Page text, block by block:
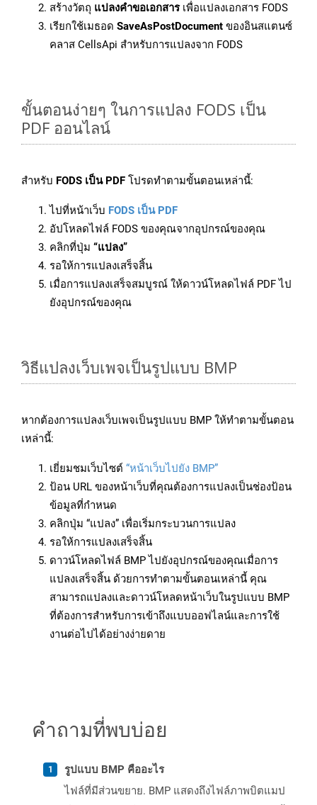
สร้างวัตถุ แปลงคำขอเอกสารเพื่อแปลงเอกสาร FODS
เรียกใช้เมธอด SaveAsPostDocument ของอินสแตนซ์
คลาส CellsApi สำหรับการแปลงจาก FODS
ขั้นตอนง่ายๆ ในการแปลง FODS เป็น
PDF ออนไลน์
สำหรับ FODS เป็น PDF โปรดทำตามขั้นตอนเหล่านี้:
ไปที่หน้าเว็บ FODS เป็น PDF
อัปโหลดไฟล์ FODS ของคุณจากอุปกรณ์ของคุณ
คลิกที่ปุ่ม “แปลง”
รอให้การแปลงเสร็จสิ้น
เมื่อการแปลงเสร็จสมบูรณ์ ให้ดาวน์โหลดไฟล์ PDF ไป
ยังอุปกรณ์ของคุณ
วิธีแปลงเว็บเพจเป็นรูปแบบ BMP
หากต้องการแปลงเว็บเพจเป็นรูปแบบ BMP ให้ทำตามขั้นตอน
เหล่านี้:
เยี่ยมชมเว็บไซต์ “หน้าเว็บไปยัง BMP”
ป้อน URL ของหน้าเว็บที่คุณต้องการแปลงเป็นช่องป้อน
ข้อมูลที่กำหนด
คลิกปุ่ม “แปลง” เพื่อเริ่มกระบวนการแปลง
รอให้การแปลงเสร็จสิ้น
ดาวน์โหลดไฟล์ BMP ไปยังอุปกรณ์ของคุณเมื่อการ
แปลงเสร็จสิ้น ด้วยการทำตามขั้นตอนเหล่านี้ คุณ
สามารถแปลงและดาวน์โหลดหน้าเว็บในรูปแบบ BMP
ที่ต้องการสำหรับการเข้าถึงแบบออฟไลน์และการใช้
งานต่อไปได้อย่างง่ายดาย
คำถามที่พบบ่อย
รูปแบบ BMP คืออะไร
ไฟล์ที่มีส่วนขยาย. BMP แสดงถึงไฟล์ภาพบิตแมป